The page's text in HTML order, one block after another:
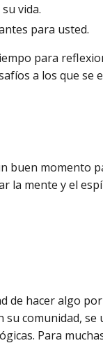
vida.
para usted.
para
a los que se
buen momento
la mente y el
de hacer algo
comunidad, se
Para